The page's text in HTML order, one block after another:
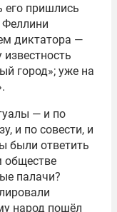
его пришлись
диктатора —
город»; уже на
— и по
и по совести, и
были ответить
обществе
палачи?
народ пошёл